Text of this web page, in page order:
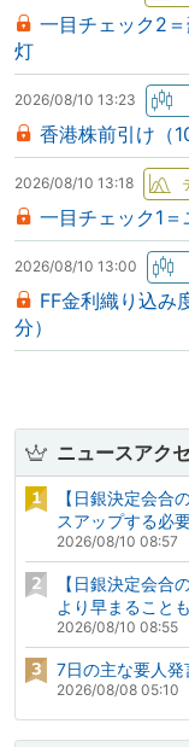
一目チェック2
灯
2026/08/10 13:23
香港株前引け（
2026/08/10 13:18
一目チェック1
2026/08/10 13:00
FF金利織り込み
分）
ニュースアク
【日銀決定会合
スアップする必
2026/08/10 08:57
【日銀決定会合
より早まること
2026/08/10 08:55
7日の主な要人発
2026/08/08 05:10